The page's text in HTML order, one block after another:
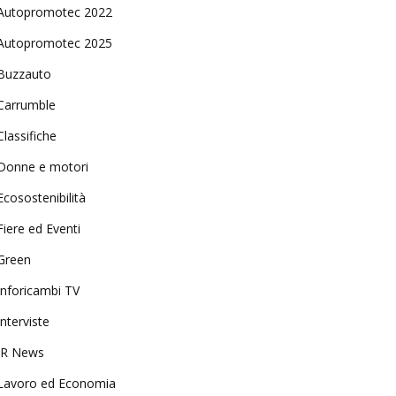
2022
2025
e motori
ed Eventi
TV
News
ed Economia